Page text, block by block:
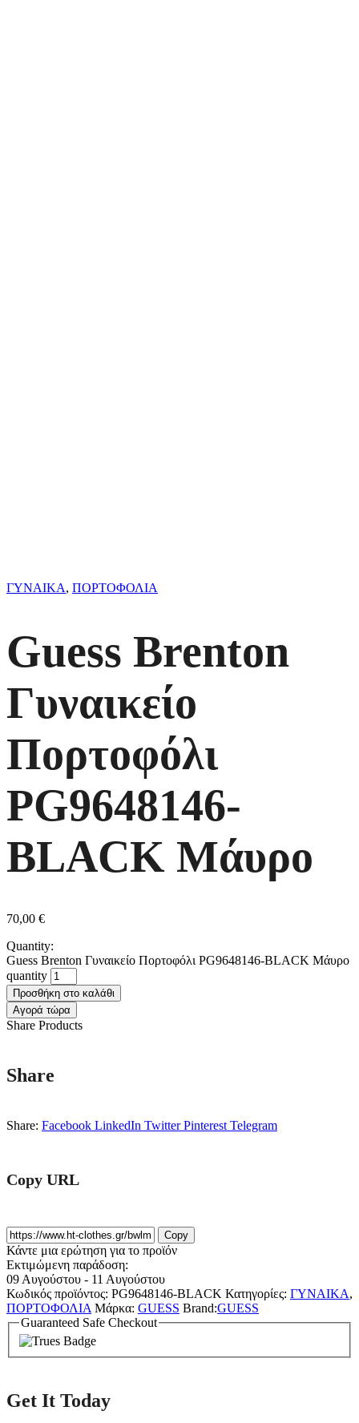
ΓΥΝΑΙΚΑ, ΠΟΡΤΟΦΟΛΙΑ
Guess Brenton
Γυναικείο
Πορτοφόλι
PG9648146-
BLACK Μάυρο
70,00 €
Quantity:
Guess Brenton Γυναικείο Πορτοφόλι PG9648146-BLACK Μάυρο
quantity
Προσθήκη στο καλάθι
Αγορά τώρα
Share Products
Share
Share: Facebook LinkedIn Twitter Pinterest Telegram
Copy URL
Copy
Κάντε μια ερώτηση για το προϊόν
Εκτιμώμενη παράδοση:
09 Αυγούστου - 11 Αυγούστου
Κωδικός προϊόντος: PG9648146-BLACK Κατηγορίες: ΓΥΝΑΙΚΑ,
ΠΟΡΤΟΦΟΛΙΑ Μάρκα: GUESS Brand:GUESS
Guaranteed Safe Checkout
Get It Today